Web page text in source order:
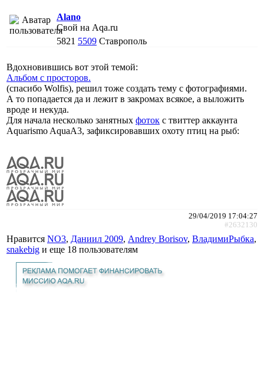
Alano
Свой на Aqa.ru
5821 5509 Ставрополь
Вдохновившись вот этой темой:
Альбом с просторов.
(спасибо Wolfis), решил тоже создать тему с фотографиями.
А то попадается да и лежит в закромах всякое, а выложить
вроде и некуда.
Для начала несколько занятных фоток с твиттер аккаунта
Aquarismo AquaA3, зафиксировавших охоту птиц на рыб:
29/04/2019 17:04:27
#2632130
Нравится NO3, Даниил 2009, Andrey Borisov, ВладимиРыбка,
snakebig и еще 18 пользователям